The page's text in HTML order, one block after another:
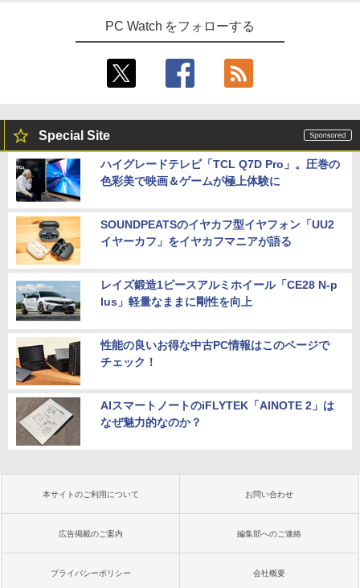
PC Watch をフォローする
Special Site
ハイグレードテレビ「TCL Q7D Pro」。圧巻の
色彩美で映画＆ゲームが極上体験に
SOUNDPEATSのイヤカフ型イヤフォン「UU2
イヤーカフ」をイヤカフマニアが語る
レイズ鍛造1ピースアルミホイール「CE28 N-p
lus」軽量なままに剛性を向上
性能の良いお得な中古PC情報はこのページで
チェック！
AIスマートノートのiFLYTEK「AINOTE 2」は
なぜ魅力的なのか？
本サイトのご利用について お問い合わせ
広告掲載のご案内 編集部へのご連絡
プライバシーポリシー 会社概要